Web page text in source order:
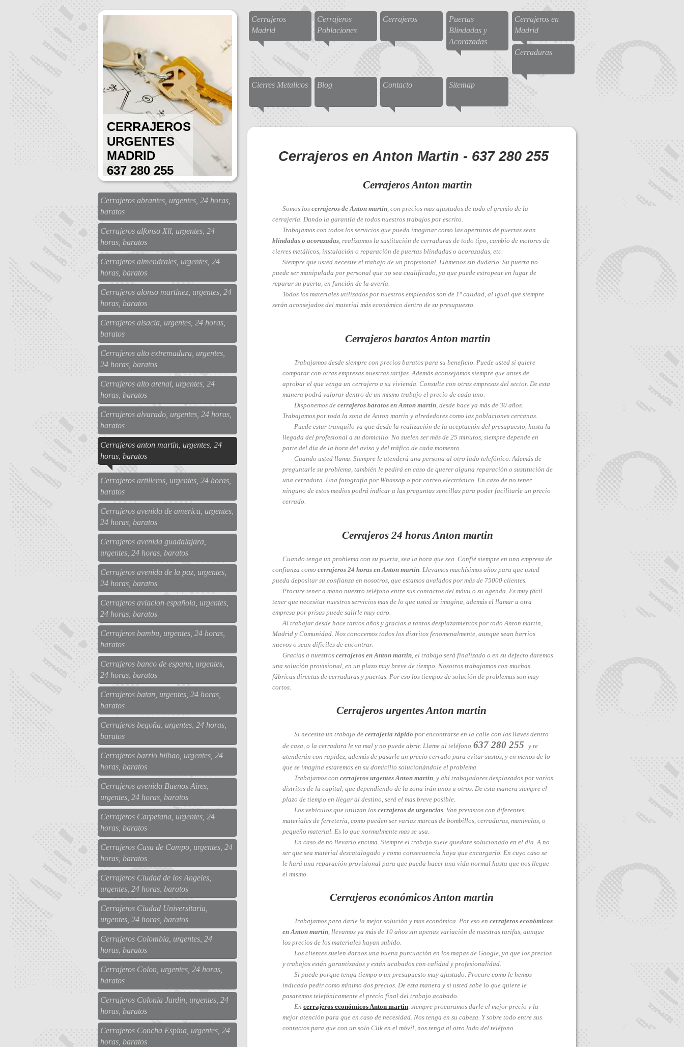
CERRAJEROS
URGENTES
MADRID
637 280 255
Cerrajeros abrantes, urgentes, 24 horas,
baratos
Cerrajeros alfonso Xll, urgentes, 24
horas, baratos
Cerrajeros almendrales, urgentes, 24
horas, baratos
Cerrajeros alonso martinez, urgentes, 24
horas, baratos
Cerrajeros alsacia, urgentes, 24 horas,
baratos
Cerrajeros alto extremadura, urgentes,
24 horas, baratos
Cerrajeros alto arenal, urgentes, 24
horas, baratos
Cerrajeros alvarado, urgentes, 24 horas,
baratos
Cerrajeros anton martin, urgentes, 24
horas, baratos
Cerrajeros artilleros, urgentes, 24 horas,
baratos
Cerrajeros avenida de america, urgentes,
24 horas, baratos
Cerrajeros avenida guadalajara,
urgentes, 24 horas, baratos
Cerrajeros avenida de la paz, urgentes,
24 horas, baratos
Cerrajeros aviacion española, urgentes,
24 horas, baratos
Cerrajeros bambu, urgentes, 24 horas,
baratos
Cerrajeros banco de espana, urgentes,
24 horas, baratos
Cerrajeros batan, urgentes, 24 horas,
baratos
Cerrajeros begoña, urgentes, 24 horas,
baratos
Cerrajeros barrio bilbao, urgentes, 24
horas, baratos
Cerrajeros avenida Buenos Aires,
urgentes, 24 horas, baratos
Cerrajeros Carpetana, urgentes, 24
horas, baratos
Cerrajeros Casa de Campo, urgentes, 24
horas, baratos
Cerrajeros Ciudad de los Angeles,
urgentes, 24 horas, baratos
Cerrajeros Ciudad Universitaria,
urgentes, 24 horas, baratos
Cerrajeros Colombia, urgentes, 24
horas, baratos
Cerrajeros Colon, urgentes, 24 horas,
baratos
Cerrajeros Colonia Jardin, urgentes, 24
horas, baratos
Cerrajeros Concha Espina, urgentes, 24
horas, baratos
Cerrajeros
Madrid
Cerrajeros
Poblaciones
Cerrajeros
Puertas
Blindadas y
Acorazadas
Cerrajeros en
Madrid
Cerraduras
Cierres Metalicos Blog Contacto Sitemap
Cerrajeros en Anton Martin - 637 280 255
Cerrajeros Anton martin
Somos los cerrajeros de Anton martin, con precios mas ajustados de todo el gremio de la
cerrajería. Dando la garantía de todos nuestros trabajos por escrito.
Trabajamos con todos los servicios que pueda imaginar como las aperturas de puertas sean
blindadas o acorazadas, realizamos la sustitución de cerraduras de todo tipo, cambio de motores de
cierres metálicos, instalación o reparación de puertas blindadas o acorazadas, etc.
Siempre que usted necesite el trabajo de un profesional. Llámenos sin dudarlo. Su puerta no
puede ser manipulada por personal que no sea cualificado, ya que puede estropear en lugar de
reparar su puerta, en función de la avería.
Todos los materiales utilizados por nuestros empleados son de 1ª calidad, al igual que siempre
serán aconsejados del material más económico dentro de su presupuesto.
Cerrajeros baratos Anton martin
Trabajamos desde siempre con precios baratos para su beneficio. Puede usted si quiere
comparar con otras empresas nuestras tarifas. Además aconsejamos siempre que antes de
aprobar el que venga un cerrajero a su vivienda. Consulte con otras empresas del sector. De esta
manera podrá valorar dentro de un mismo trabajo el precio de cada uno.
Disponemos de cerrajeros baratos en Anton martin, desde hace ya más de 30 años.
Trabajamos por toda la zona de Anton martin y alrededores como las poblaciones cercanas.
Puede estar tranquilo ya que desde la realización de la aceptación del presupuesto, hasta la
llegada del profesional a su domicilio. No suelen ser más de 25 minutos, siempre depende en
parte del día de la hora del aviso y del tráfico de cada momento.
Cuando usted llama. Siempre le atenderá una persona al otro lado telefónico. Además de
preguntarle su problema, también le pedirá en caso de querer alguna reparación o sustitución de
una cerradura. Una fotografía por Whassap o por correo electrónico. En caso de no tener
ninguno de estos medios podrá indicar a las preguntas sencillas para poder facilitarle un precio
cerrado.
Cerrajeros 24 horas Anton martin
Cuando tenga un problema con su puerta, sea la hora que sea. Confié siempre en una empresa de
confianza como cerrajeros 24 horas en Anton martin. Llevamos muchísimos años para que usted
pueda depositar su confianza en nosotros, que estamos avalados por más de 75000 clientes.
Procure tener a mano nuestro teléfono entre sus contactos del móvil o su agenda. Es muy fácil
tener que necesitar nuestros servicios mas de lo que usted se imagina, además el llamar a otra
empresa por prisas puede salirle muy caro.
Al trabajar desde hace tantos años y gracias a tantos desplazamientos por todo Anton martin,
Madrid y Comunidad. Nos conocemos todos los distritos fenomenalmente, aunque sean barrios
nuevos o sean difíciles de encontrar.
Gracias a nuestros cerrajeros en Anton martin, el trabajo será finalizado o en su defecto daremos
una solución provisional, en un plazo muy breve de tiempo. Nosotros trabajamos con muchas
fábricas directas de cerraduras y puertas. Por eso los tiempos de solución de problemas son muy
cortos.
Cerrajeros urgentes Anton martin
Si necesita un trabajo de cerrajería rápido por encontrarse en la calle con las llaves dentro
de casa, o la cerradura le va mal y no puede abrir. Llame al teléfono 637 280 255 y te
atenderán con rapidez, además de pasarle un precio cerrado para evitar sustos, y en menos de lo
que se imagina estaremos en su domicilio solucionándole el problema.
Trabajamos con cerrajeros urgentes Anton martin, y ahí trabajadores desplazados por varios
distritos de la capital, que dependiendo de la zona irán unos u otros. De esta manera siempre el
plazo de tiempo en llegar al destino, será el mas breve posible.
Los vehículos que utilizan los cerrajeros de urgencias. Van previstos con diferentes
materiales de ferretería, como pueden ser varias marcas de bombillos, cerraduras, manivelas, o
pequeño material. Es lo que normalmente mas se usa.
En caso de no llevarlo encima. Siempre el trabajo suele quedare solucionado en el día. A no
ser que sea material descatalogado y como consecuencia haya que encargarlo. En cuyo caso se
le hará una reparación provisional para que pueda hacer una vida normal hasta que nos llegue
el mismo.
Cerrajeros económicos Anton martin
Trabajamos para darle la mejor solución y mas económica. Por eso en cerrajeros económicos
en Anton martin, llevamos ya más de 10 años sin apenas variación de nuestras tarifas, aunque
los precios de los materiales hayan subido.
Los clientes suelen darnos una buena puntuación en los mapas de Google, ya que los precios
y trabajos están garantizados y están acabados con calidad y profesionalidad.
Si puede porque tenga tiempo o un presupuesto muy ajustado. Procure como le hemos
indicado pedir como mínimo dos precios. De esta manera y si usted sabe lo que quiere le
pasaremos telefónicamente el precio final del trabajo acabado.
En cerrajeros económicos Anton martin, siempre procuramos darle el mejor precio y la
mejor atención para que en caso de necesidad. Nos tenga en su cabeza. Y sobre todo entre sus
contactos para que con un solo Clik en el móvil, nos tenga al otro lado del teléfono.